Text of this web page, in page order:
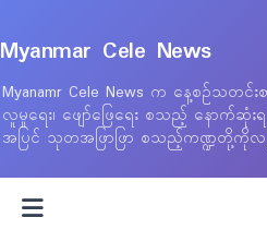
Myanmar Cele News
Myanamr Cele News က နေ့စဉ်သတင်းစာ
လူမှုရေး၊ ဖျော်ဖြေရေး စသည့် နောက်ဆုံး
အပြင် သုတအဖြာဖြာ စသည့်ကဏ္ဍတို့ကိုလည်